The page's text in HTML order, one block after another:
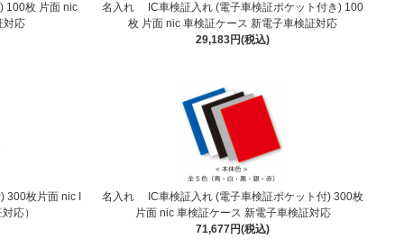
100枚 片面 nic
対応
名入れ IC車検証入れ (電子車検証ポケット付き) 100
枚 片面 nic 車検証ケース 新電子車検証対応
29,183円(税込)
枚片面 nic I
応）
名入れ IC車検証入れ (電子車検証ポケット付) 300枚
片面 nic 車検証ケース 新電子車検証対応
71,677円(税込)